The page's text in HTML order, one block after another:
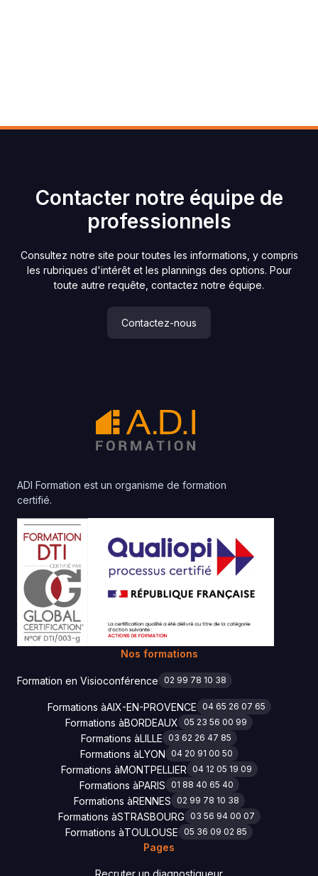
Contacter notre équipe de
professionnels
Consultez notre site pour toutes les informations, y compris
les rubriques d'intérêt et les plannings des options. Pour
toute autre requête, contactez notre équipe.
Contactez-nous
ADI Formation est un organisme de formation
certifié.
Nos formations
Formation en Visioconférence 02 99 78 10 38
Formations àAIX-EN-PROVENCE 04 65 26 07 65
Formations àBORDEAUX 05 23 56 00 99
Formations àLILLE 03 62 26 47 85
Formations àLYON 04 20 91 00 50
Formations àMONTPELLIER 04 12 05 19 09
Formations àPARIS 01 88 40 65 40
Formations àRENNES 02 99 78 10 38
Formations àSTRASBOURG 03 56 94 00 07
Formations àTOULOUSE 05 36 09 02 85
Pages